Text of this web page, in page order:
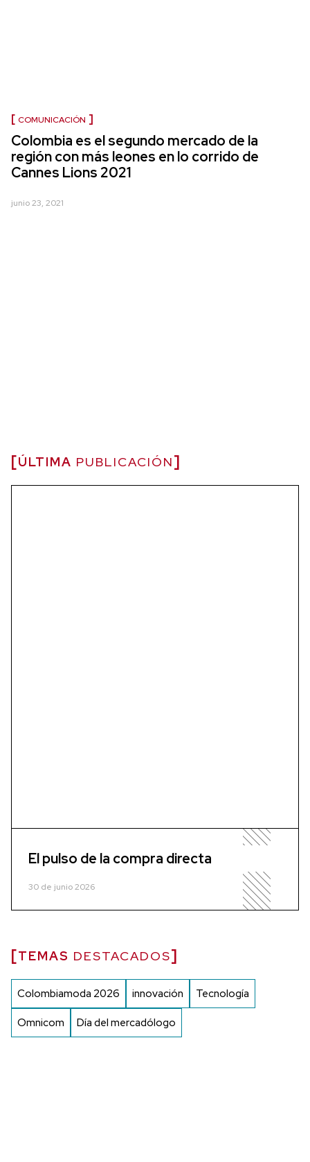
COMUNICACIÓN
Colombia es el segundo mercado de la
región con más leones en lo corrido de
Cannes Lions 2021
junio 23, 2021
ÚLTIMA PUBLICACIÓN
El pulso de la compra directa
30 de junio 2026
TEMAS DESTACADOS
Colombiamoda 2026 innovación Tecnología
Omnicom Día del mercadólogo